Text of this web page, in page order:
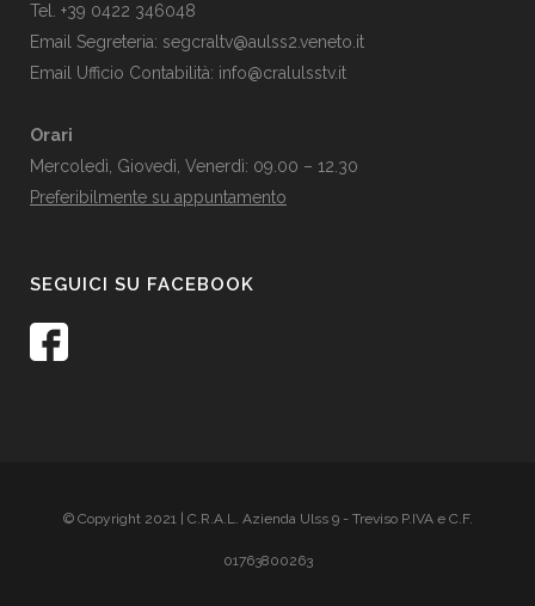
Tel. +39 0422 346048
Email Segreteria: segcraltv@aulss2.veneto.it
Email Ufficio Contabilità: info@cralulsstv.it
Orari
Mercoledì, Giovedì, Venerdì: 09.00 – 12.30
Preferibilmente su appuntamento
SEGUICI SU FACEBOOK
© Copyright 2021 | C.R.A.L. Azienda Ulss 9 - Treviso P.IVA e C.F.
01763800263